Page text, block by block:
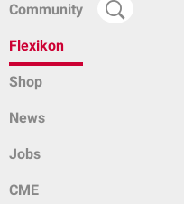
Community
Flexikon
Shop
News
Jobs
CME